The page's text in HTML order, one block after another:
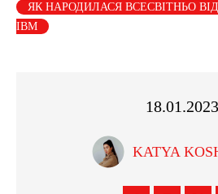
ЯК НАРОДИЛАСЯ ВСЕСВІТНЬО
IBM
18.01.2023
KATYA